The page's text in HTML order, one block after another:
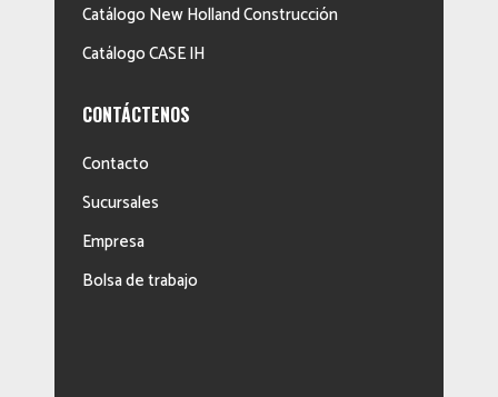
Catálogo New Holland Construcción
Catálogo CASE IH
CONTÁCTENOS
Contacto
Sucursales
Empresa
Bolsa de trabajo